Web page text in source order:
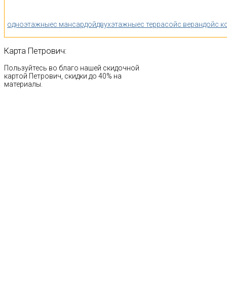
одноэтажныес мансардойдвухэтажныес террасойс верандойс
Карта Петрович:
Пользуйтесь во благо нашей скидочной
картой Петрович, скидки до 40% на
материалы.